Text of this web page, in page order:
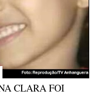
CLARA FOI